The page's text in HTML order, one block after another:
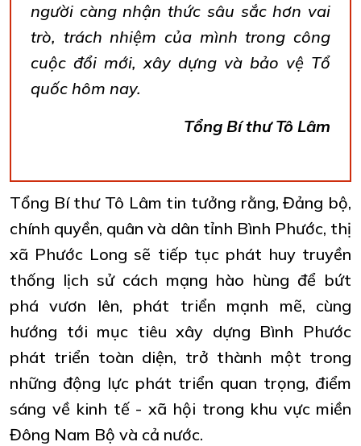
người càng nhận thức sâu sắc hơn vai
trò, trách nhiệm của mình trong công
cuộc đổi mới, xây dựng và bảo vệ Tổ
quốc hôm nay.
Tổng Bí thư Tô Lâm
Tổng Bí thư Tô Lâm tin tưởng rằng, Đảng bộ,
chính quyền, quân và dân tỉnh Bình Phước, thị
xã Phước Long sẽ tiếp tục phát huy truyền
thống lịch sử cách mạng hào hùng để bứt
phá vươn lên, phát triển mạnh mẽ, cùng
hướng tới mục tiêu xây dựng Bình Phước
phát triển toàn diện, trở thành một trong
những động lực phát triển quan trọng, điểm
sáng về kinh tế - xã hội trong khu vực miền
Đông Nam Bộ và cả nước.